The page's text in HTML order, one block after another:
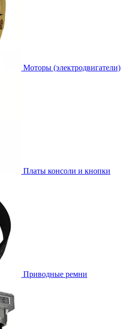
Моторы (электродвигатели)
Платы консоли и кнопки
Приводные ремни